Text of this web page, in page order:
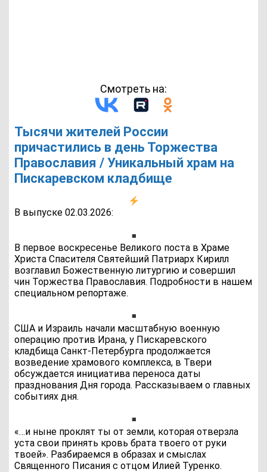
Смотреть на:
Тысячи жителей России
причастились в день Торжества
Православия / Уникальный храм на
Пискаревском кладбище
В выпуске 02.03.2026:
В первое воскресенье Великого поста в Храме
Христа Спасителя Святейший Патриарх Кирилл
возглавил Божественную литургию и совершил
чин Торжества Православия. Подробности в нашем
специальном репортаже.
США и Израиль начали масштабную военную
операцию против Ирана, у Пискаревского
кладбища Санкт-Петербурга продолжается
возведение храмового комплекса, в Твери
обсуждается инициатива переноса даты
празднования Дня города. Рассказываем о главных
событиях дня.
«…и ныне проклят ты от земли, которая отверзла
уста свои принять кровь брата твоего от руки
твоей». Разбираемся в образах и смыслах
Священного Писания с отцом Илией Туренко.